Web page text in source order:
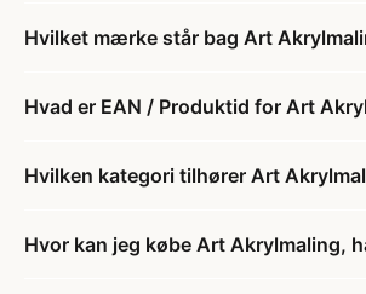
Hvilket mærke står bag Art
Hvad er EAN / Produktid for Art
Hvilken kategori tilhører Art
Hvor kan jeg købe Art Akrylmaling,